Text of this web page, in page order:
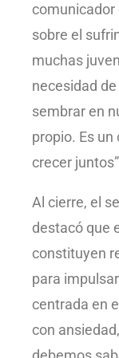
comunicador
sobre el
muchas
necesidad
sembrar en
propio. Es
crecer
Al cierre, el
destacó que
constituyen
para
centrada en
con